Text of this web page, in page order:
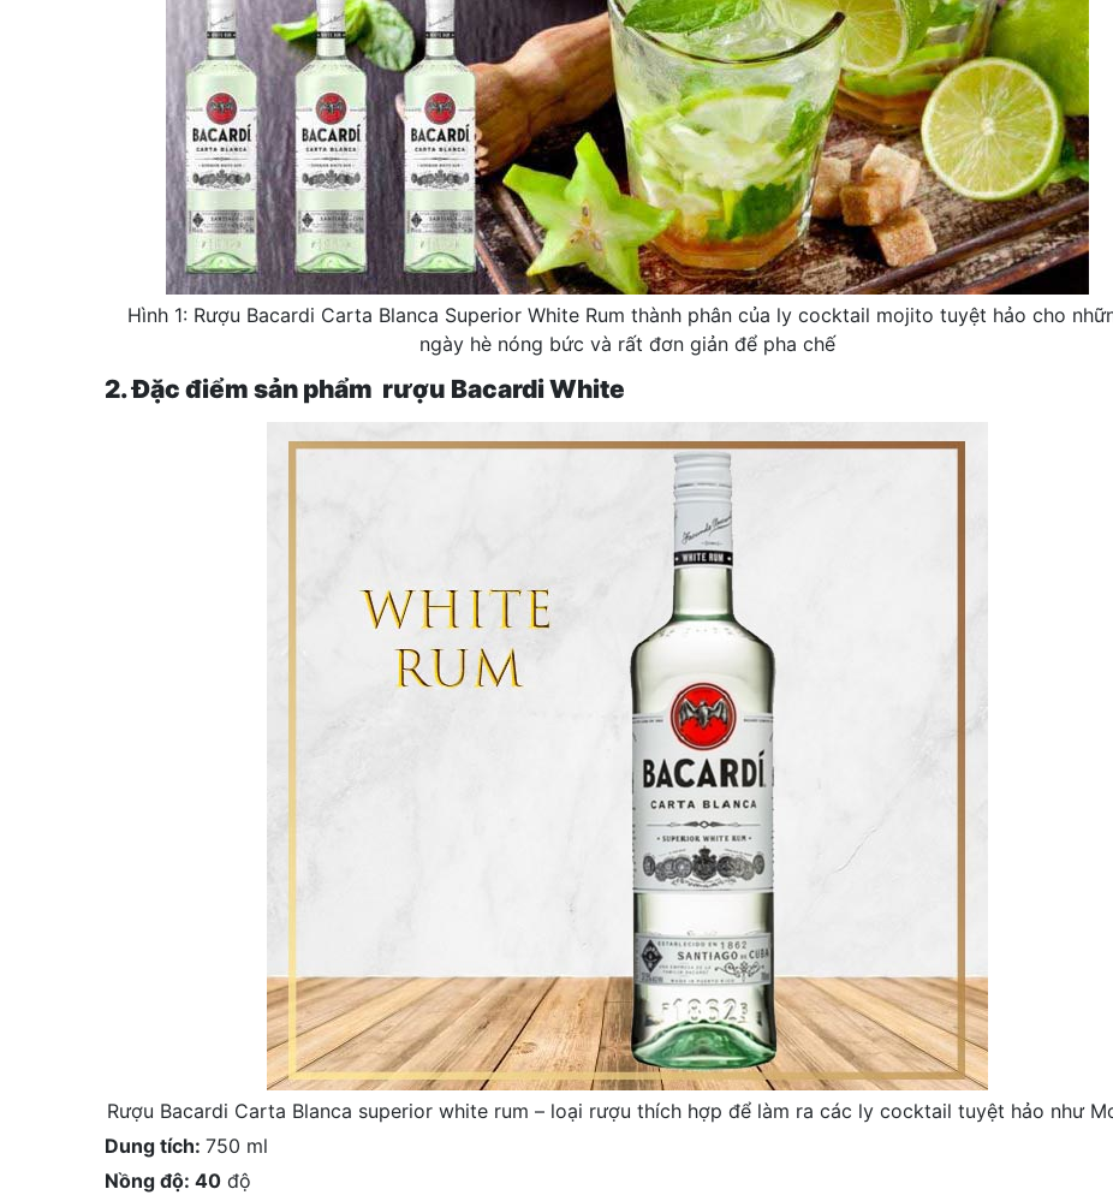
Hình 1: Rượu Bacardi Carta Blanca Superior White Rum thành phân của ly cocktail mojito tuyệt hảo cho
ngày hè nóng bức và rất đơn giản để pha chế
2. Đặc điểm sản phẩm rượu Bacardi White
Rượu Bacardi Carta Blanca superior white rum – loại rượu thích hợp để làm ra các ly cocktail tuyệt hảo như
Dung tích: 750 ml
Nồng độ: 40 độ